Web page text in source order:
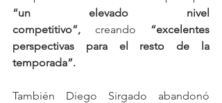
“un elevado nivel
competitivo”, creando “excelentes
perspectivas para el resto de la
temporada”.
También Diego Sirgado abandonó